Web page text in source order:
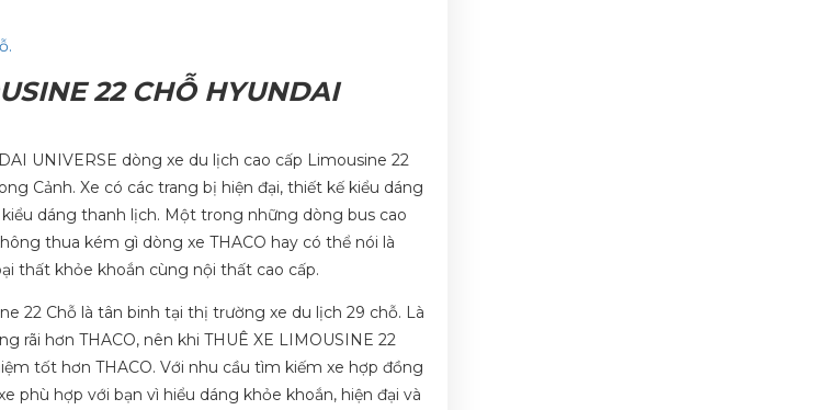
22 CHỖ HYUNDAI
UNIVERSE dòng xe du lịch cao cấp Limousine 22
Cảnh. Xe có các trang bị hiện đại, thiết kế kiểu dáng
dáng thanh lịch. Một trong những dòng bus cao
thua kém gì dòng xe THACO hay có thể nói là
thất khỏe khoắn cùng nội thất cao cấp.
22 Chỗ là tân binh tại thị trường xe du lịch 29 chỗ. Là
rãi hơn THACO, nên khi THUÊ XE LIMOUSINE 22
tốt hơn THACO. Với nhu cầu tìm kiếm xe hợp đồng
phù hợp với bạn vì hiểu dáng khỏe khoắn, hiện đại và